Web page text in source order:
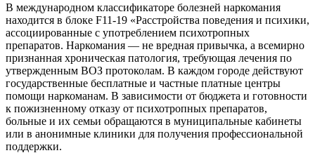
В международном классификаторе болезней наркомания
находится в блоке F11-19 «Расстройства поведения и психики,
ассоциированные с употреблением психотропных
препаратов. Наркомания — не вредная привычка, а всемирно
признанная хроническая патология, требующая лечения по
утвержденным ВОЗ протоколам. В каждом городе действуют
государственные бесплатные и частные платные центры
помощи наркоманам. В зависимости от бюджета и готовности
к пожизненному отказу от психотропных препаратов,
больные и их семьи обращаются в муниципальные кабинеты
или в анонимные клиники для получения профессиональной
поддержки.